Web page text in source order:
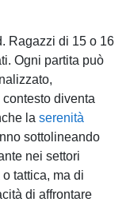
Ragazzi di 15 o 16
Ogni partita può
diventa
laserenità
sottolineando
nei settori
tattica, ma di
di affrontare